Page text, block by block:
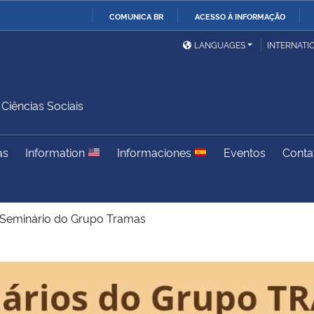
COMUNICA BR ACESSO À INFORMAÇÃO
Ministério da Defesa
Ministério das Relações
ExterioresLANGUAGES
Sociais
Information Informaciones Eventos
Seminário do Grupo Tramas